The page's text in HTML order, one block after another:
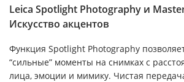
Leica Spotlight Photography и
Искусство акцентов
Функция Spotlight Photography
“сильные” моменты на снимках с
лица, эмоции и мимику. Чистая